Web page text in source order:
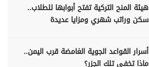
هيئة المنح التركية تفتح أبوابها للطلاب..
سكن وراتب شهري ومزايا عديدة
أسرار القواعد الجوية الغامضة قرب اليمن..
ماذا تخفي تلك الجزر؟